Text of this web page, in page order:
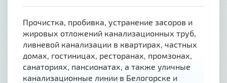
Прочистка, пробивка, устранение засоров и
жировых отложений канализационных труб,
ливневой канализации в квартирах, частных
домах, гостиницах, ресторанах, промзонах,
санаториях, пансионатах, а также уличные
канализационные линии в Белогорске и